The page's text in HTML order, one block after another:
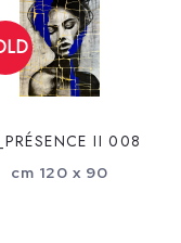
II 008
cm 120 x 90